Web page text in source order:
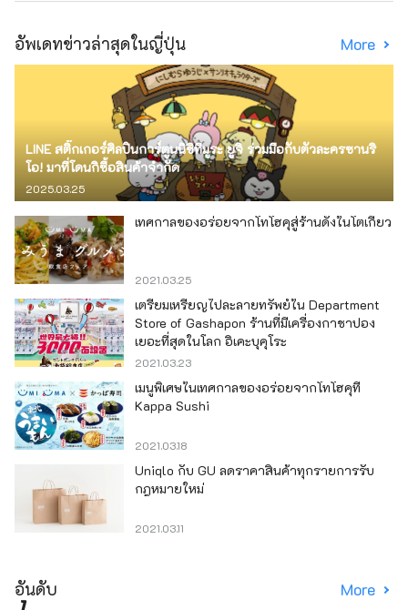
อัพเดทข่าวล่าสุดในญี่ปุ่น More
LINE สติ๊กเกอร์ศิลปินการ์ตูนนิชิทีมูระ ยูจิ ร่วมมือกับตัวละครซานริ
โอ! มาที่โดนกิซื้อสินค้าจำกัด
2025.03.25
เทศกาลของอร่อยจากโทโฮคุสู่ร้านดังในโตเกียว
2021.03.25
เตรียมเหรียญไปละลายทรัพย์ใน Department
Store of Gashapon ร้านที่มีเครื่องกาชาปอง
เยอะที่สุดในโลก อิเคะบุคุโระ
2021.03.23
เมนูพิเศษในเทศกาลของอร่อยจากโทโฮคุที่
Kappa Sushi
2021.03.18
Uniqlo กับ GU ลดราคาสินค้าทุกรายการรับ
กฎหมายใหม่
2021.03.11
อันดับ More